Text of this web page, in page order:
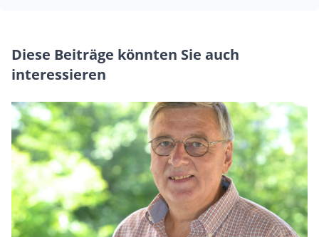
Diese Beiträge könnten Sie auch
interessieren